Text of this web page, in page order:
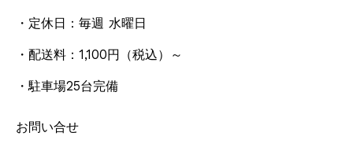
・定休日：毎週 水曜日
・配送料：1,100円 （税込） ～
・駐車場25台完備
お問い合せ